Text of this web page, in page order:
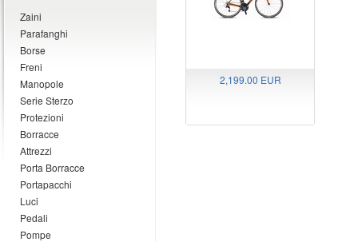
Zaini
Parafanghi
Borse
Freni
Manopole
Serie Sterzo
Protezioni
Borracce
Attrezzi
Porta Borracce
Portapacchi
Luci
Pedali
Pompe
2,199.00 EUR